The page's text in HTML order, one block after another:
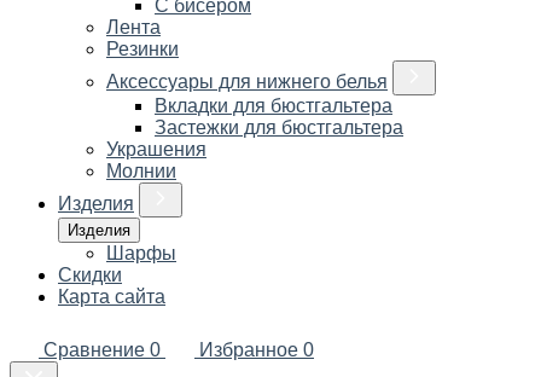
С бисером
Лента
Резинки
Аксессуары для нижнего белья
Вкладки для бюстгальтера
Застежки для бюстгальтера
Украшения
Молнии
Изделия
Изделия
Шарфы
Скидки
Карта сайта
Сравнение 0 Избранное 0